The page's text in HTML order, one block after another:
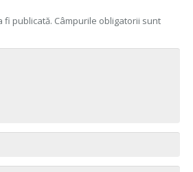
fi publicată. Câmpurile obligatorii sunt